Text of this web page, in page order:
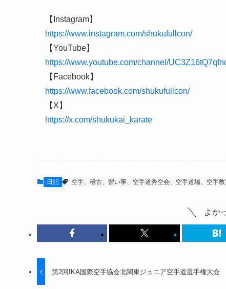
【Instagram】
https://www.instagram.com/shukufullcon/
【YouTube】
https://www.youtube.com/channel/
【Facebook】
https://www.facebook.com/shukufullcon/
【X】
https://x.com/shukukai_karate
日記 空手、稽古、習い事、空手道秀空会、空手道場、空手
よか
第2回IKA国際空手協会北関東ジュニア空手道選手権大会